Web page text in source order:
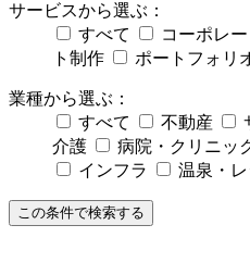
サービスから選ぶ：
すべて
コーポレ
ト制作
ポートフォリ
業種から選ぶ：
すべて
不動産
介護
病院・クリニッ
インフラ
温泉・
この条件で検索する